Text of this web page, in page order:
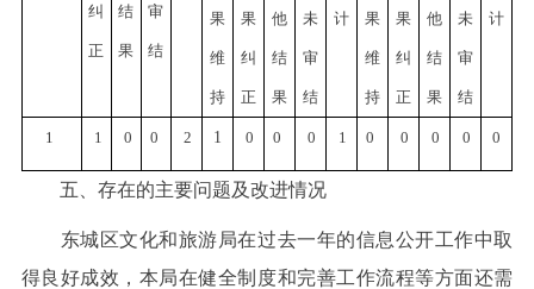
纠
正
结
果
审
结
果
维
持
果
纠
正
他
结
果
未
审
结
计 果
维
持
果
纠
正
他
结
果
未
审
结
计
1 1 0 0 2 1 0 0 0 1 0 0 0 0 0
五、存在的主要问题及改进情况
东城区文化和旅游局在过去一年的信息公开工作中取
得良好成效，本局在健全制度和完善工作流程等方面还需